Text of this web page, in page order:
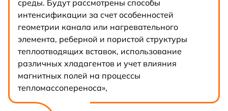
среды. Будут рассмотрены способы
интенсификации за счет особенностей
геометрии канала или нагревательного
элемента, реберной и пористой структуры
теплоотводящих вставок, использование
различных хладагентов и учет влияния
магнитных полей на процессы
тепломассопереноса»,